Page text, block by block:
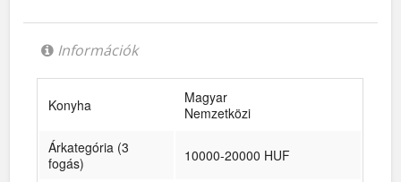
Információk
Konyha
Magyar
Nemzetközi
Árkategória (3
fogás)
10000-20000 HUF